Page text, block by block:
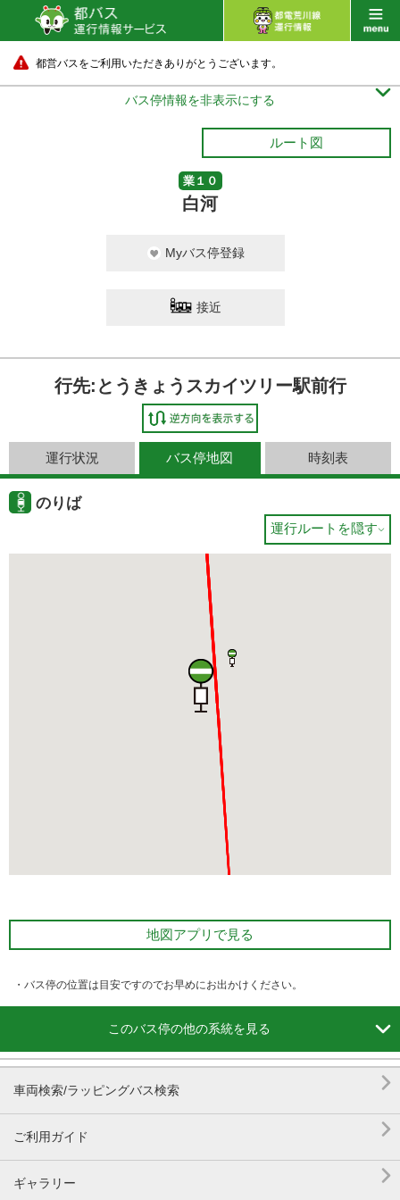
都営バスをご利用いただきありがとうございます。
バス停情報を非表示にする 
ルート図
業１０
白河
Myバス停登録
接近
行先:とうきょうスカイツリー駅前行
運行状況 バス停地図 時刻表
のりば
運行ルートを隠す
地図アプリで見る
・バス停の位置は目安ですのでお早めにお出かけください。
このバス停の他の系統を見る 
車両検索/ラッピングバス検索 
ご利用ガイド 
ギャラリー 